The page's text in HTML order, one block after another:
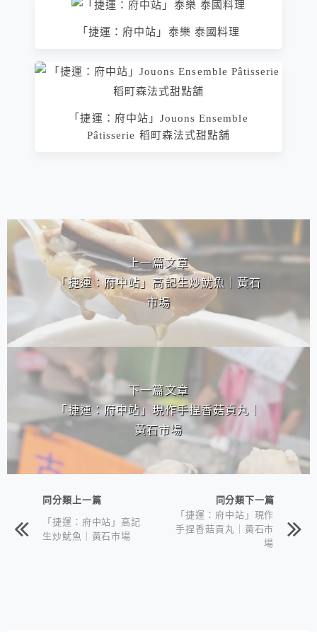
「捷運：府中站」泰樂 泰國料理
「捷運：府中站」Jouons Ensemble
Pâtisserie 稻町森法式甜點舖
相連文章
上一篇文章
「捷運：府中站」高記生炒魷魚｜黃石
市場
下一篇文章
「捷運：府中站」現作手捏香菇貢丸｜
黃石市場
同分類上一篇
「捷運：府中站」高記
生炒魷魚｜黃石市場
同分類下一篇
「捷運：府中站」現作
手捏香菇貢丸｜黃石市
場